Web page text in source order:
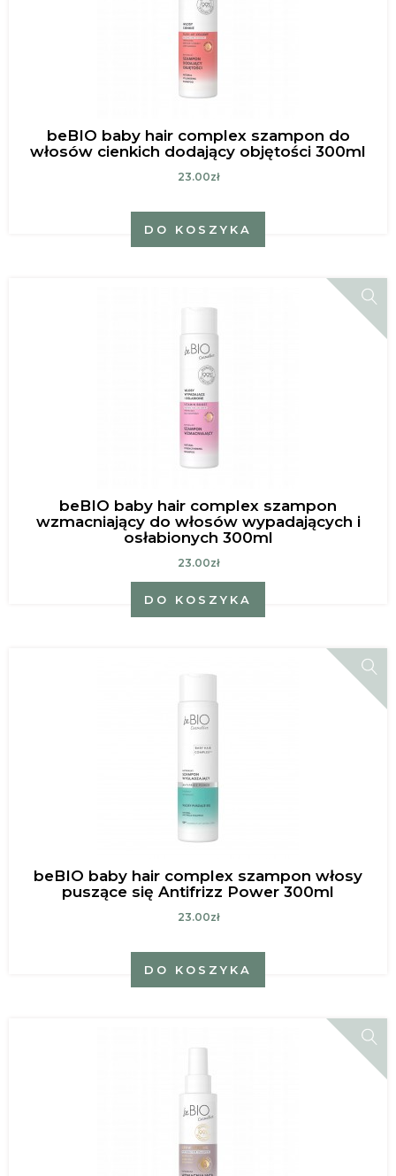
beBIO baby hair complex szampon do
włosów cienkich dodający objętości 300ml
23.00zł
DO KOSZYKA
beBIO baby hair complex szampon
wzmacniający do włosów wypadających i
osłabionych 300ml
23.00zł
DO KOSZYKA
beBIO baby hair complex szampon włosy
puszące się Antifrizz Power 300ml
23.00zł
DO KOSZYKA